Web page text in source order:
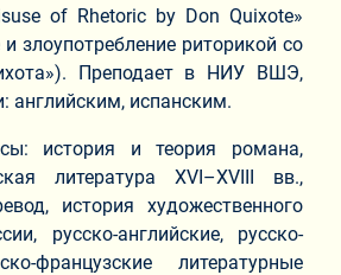
of Rhetoric by Don Quixote»
злоупотребление риторикой со
Преподает в НИУ ВШЭ,
английским, испанским.
история и теория романа,
литература XVI–XVIII вв.,
история художественного
русско-английские, русско-
французские литературные